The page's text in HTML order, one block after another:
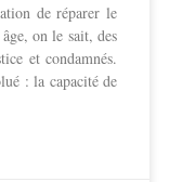
de réparer le
on le sait, des
et condamnés.
: la capacité de